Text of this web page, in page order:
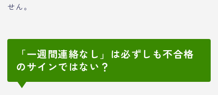
せん。
「一週間連絡なし」は必ずしも不合格
のサインではない？